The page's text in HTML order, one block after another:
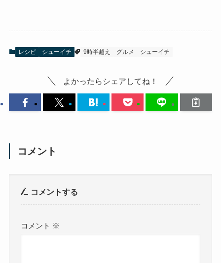
レシピ シューイチ 9時半越え グルメ シューイチ
よかったらシェアしてね！
コメント
コメントする
コメント ※